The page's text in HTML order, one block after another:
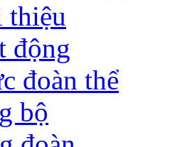
thiệu
động
đoàn thể
bộ